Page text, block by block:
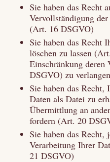
Sie haben das Recht
Vervollständigung
(Art. 16 DSGVO)
Sie haben das Recht
löschen zu lassen
Einschränkung
DSGVO) zu
Sie haben das Recht,
Daten als Datei zu
Übermittlung an
fordern (Art. 20
Sie haben das
Verarbeitung Ihrer
21 DSGVO)